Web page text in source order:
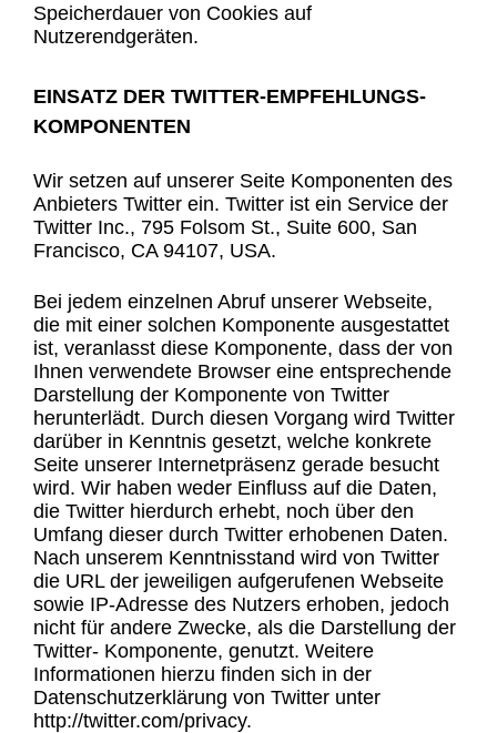
Speicherdauer von Cookies auf
Nutzerendgeräten.
EINSATZ DER TWITTER-EMPFEHLUNGS-
KOMPONENTEN
Wir setzen auf unserer Seite Komponenten des
Anbieters Twitter ein. Twitter ist ein Service der
Twitter Inc., 795 Folsom St., Suite 600, San
Francisco, CA 94107, USA.
Bei jedem einzelnen Abruf unserer Webseite,
die mit einer solchen Komponente ausgestattet
ist, veranlasst diese Komponente, dass der von
Ihnen verwendete Browser eine entsprechende
Darstellung der Komponente von Twitter
herunterlädt. Durch diesen Vorgang wird Twitter
darüber in Kenntnis gesetzt, welche konkrete
Seite unserer Internetpräsenz gerade besucht
wird. Wir haben weder Einfluss auf die Daten,
die Twitter hierdurch erhebt, noch über den
Umfang dieser durch Twitter erhobenen Daten.
Nach unserem Kenntnisstand wird von Twitter
die URL der jeweiligen aufgerufenen Webseite
sowie IP-Adresse des Nutzers erhoben, jedoch
nicht für andere Zwecke, als die Darstellung der
Twitter- Komponente, genutzt. Weitere
Informationen hierzu finden sich in der
Datenschutzerklärung von Twitter unter
http://twitter.com/privacy.